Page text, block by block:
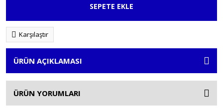
SEPETE EKLE
Karşılaştır
ÜRÜN AÇIKLAMASI
ÜRÜN YORUMLARI